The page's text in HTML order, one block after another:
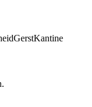
GerstKantine